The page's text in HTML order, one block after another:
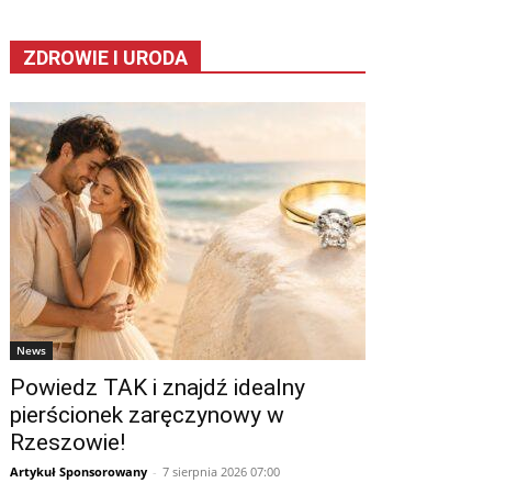
ZDROWIE I URODA
News
Powiedz TAK i znajdź idealny
pierścionek zaręczynowy w
Rzeszowie!
Artykuł Sponsorowany - 7 sierpnia 2026 07:00